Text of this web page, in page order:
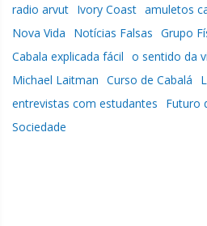
radio arvut Ivory Coast amuletos
Nova Vida
Notícias Falsas Grupo
Cabala explicada fácil o sentido da
Michael Laitman Curso de Cabalá
entrevistas com estudantes
Futuro
Sociedade